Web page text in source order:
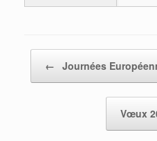
← Journées
Vœux